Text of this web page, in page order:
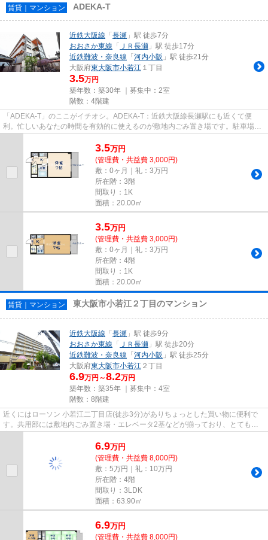
賃貸｜マンション ADEKA-T
近鉄大阪線 「長瀬 」駅 徒歩7分
おおさか東線 「 ＪＲ長瀬 」駅 徒歩17分
近鉄難波・奈良線 「河内小阪 」駅 徒歩21分
大阪府東大阪市小若江 １丁目
3.5万円
築年数：築30年 ｜募集中： 2室
階数：4階建
「ADEKA-T」のここがイチオシ。ADEKA-T：近鉄大阪線長瀬駅にも近くて便
利。忙しいあなたの時間を有効的に使えるのが敷地内ごみ置き場です。駐車場ま
で100mの物件です。できるだけ早め...
3.5万円
(管理費・共益費 3,000円)
敷：0ヶ月｜礼：3万円
所在階：3階
間取り：1K
面積：20.00㎡
3.5万円
(管理費・共益費 3,000円)
敷：0ヶ月｜礼：3万円
所在階：4階
間取り：1K
面積：20.00㎡
賃貸｜マンション 東大阪市小若江２丁目のマンション
近鉄大阪線 「長瀬 」駅 徒歩9分
おおさか東線 「 ＪＲ長瀬 」駅 徒歩20分
近鉄難波・奈良線 「河内小阪 」駅 徒歩25分
大阪府東大阪市小若江 ２丁目
6.9万円～8.2万円
築年数：築35年 ｜募集中： 4室
階数：8階建
近くにはローソン 小若江二丁目店(徒歩3分)がありちょっとした買い物に便利で
す。共用部には敷地内ごみ置き場・エレベータ2基などが揃っており、とても充
実しています。駅から徒歩9分...
6.9万円
(管理費・共益費 8,000円)
敷：5万円｜礼：10万円
所在階：4階
間取り：3LDK
面積：63.90㎡
6.9万円
(管理費・共益費 8,000円)